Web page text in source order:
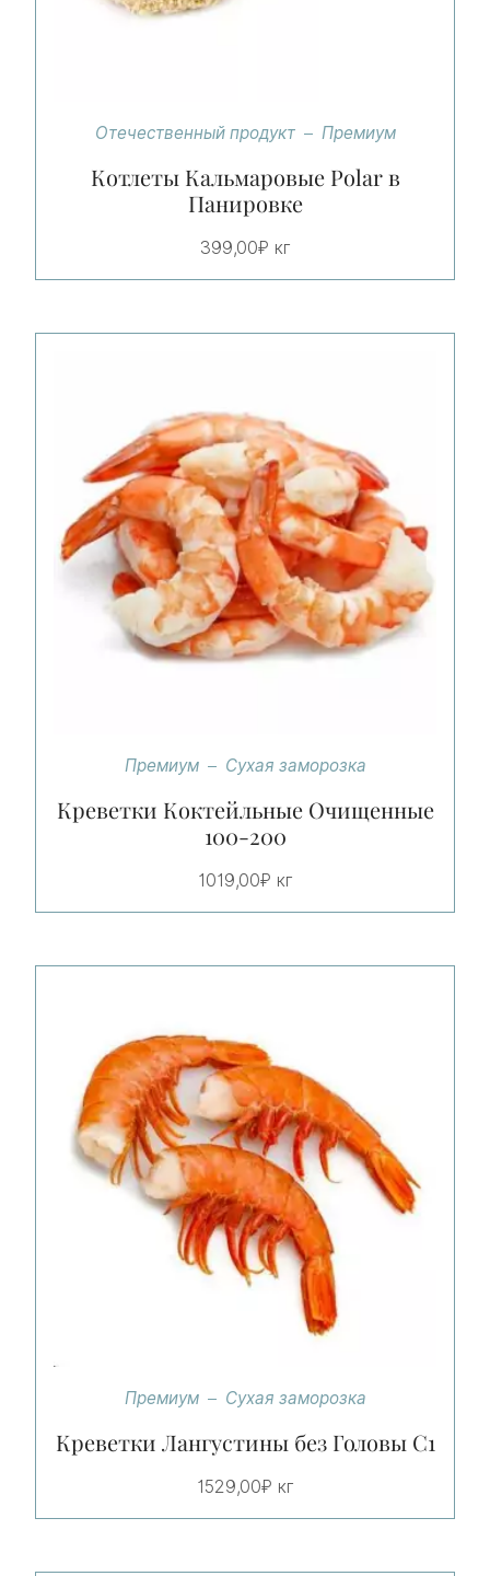
Отечественный продукт Премиум
Котлеты Кальмаровые Polar в
Панировке
399,00₽ кг
Премиум Сухая заморозка
Креветки Коктейльные Очищенные
100-200
1019,00₽ кг
Премиум Сухая заморозка
Креветки Лангустины без Головы С1
1529,00₽ кг